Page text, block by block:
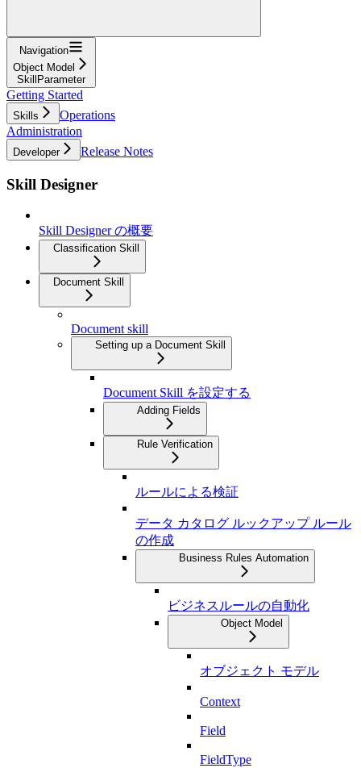
Navigation
Object Model
SkillParameter
Getting Started
Skills
Operations
Administration
Developer Release Notes
Skill Designer
Skill Designer の概要
Classification Skill
Document Skill
Document skill
Setting up a Document Skill
Document Skill を設定する
Adding Fields
Rule Verification
ルールによる検証
データ カタログ ルックアップ ルール
の作成
Business Rules Automation
ビジネスルールの自動化
Object Model
オブジェクト モデル
Context
Field
FieldType